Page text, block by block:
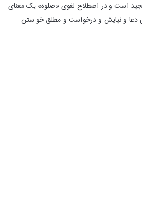
است و در اصطلاح لغوی «صلوه» یک معنای
دعا و نیایش و درخواست و مطلق خواستن